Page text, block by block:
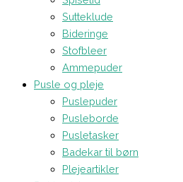
Sutteklude
Bideringe
Stofbleer
Ammepuder
Pusle og pleje
Puslepuder
Pusleborde
Pusletasker
Badekar til børn
Plejeartikler